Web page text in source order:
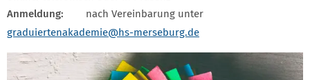
Anmeldung: nach Vereinbarung unter
graduiertenakademie@hs-merseburg.de